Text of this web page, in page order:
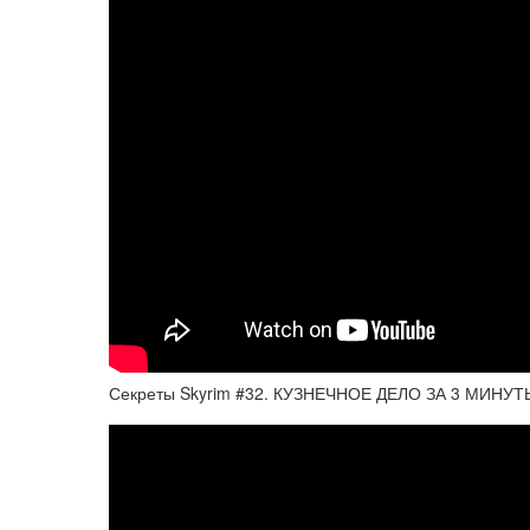
Секреты Skyrim #32. КУЗНЕЧНОЕ ДЕЛО ЗА 3